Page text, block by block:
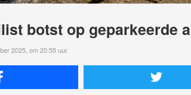
botst op geparkeerde
2025, om 20:55 uur